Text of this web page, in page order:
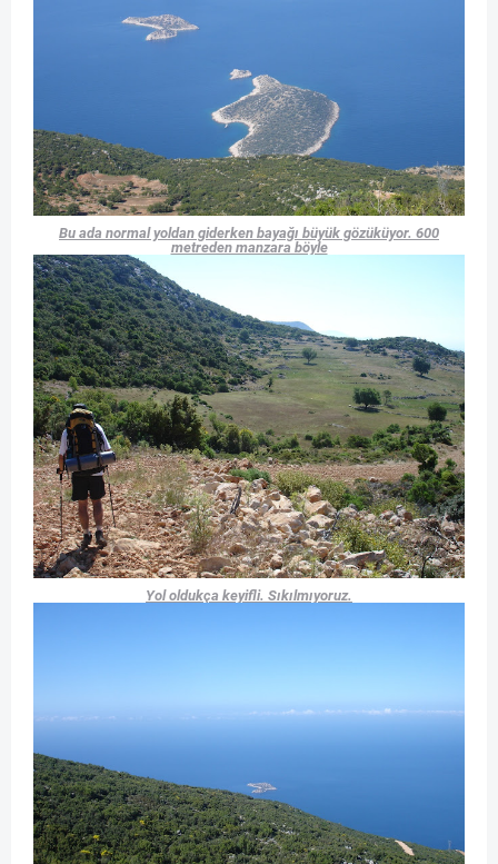
Bu ada normal yoldan giderken bayağı büyük gözüküyor. 600
metreden manzara böyle
Yol oldukça keyifli. Sıkılmıyoruz.